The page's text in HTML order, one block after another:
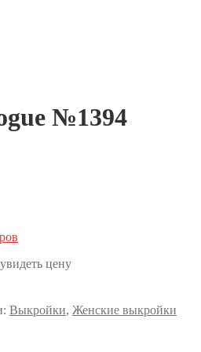
№1394
цену
Выкройки, Женские выкройки